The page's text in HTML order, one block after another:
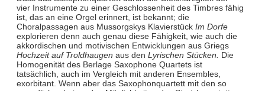
vier Instrumente zu einer Geschlossenheit des Timbres fähig
ist, das an eine Orgel erinnert, ist bekannt; die
Choralpassagen aus Mussorgskys Klavierstück Im Dorfe
explorieren denn auch genau diese Fähigkeit, wie auch die
akkordischen und motivischen Entwicklungen aus Griegs
Hochzeit auf Troldhaugen aus den Lyrischen Stücken.
Die
Homogenität des Berlage Saxophone Quartets ist
tatsächlich, auch im Vergleich mit anderen Ensembles,
exorbitant. Wenn aber das Saxophonquartett mit den so